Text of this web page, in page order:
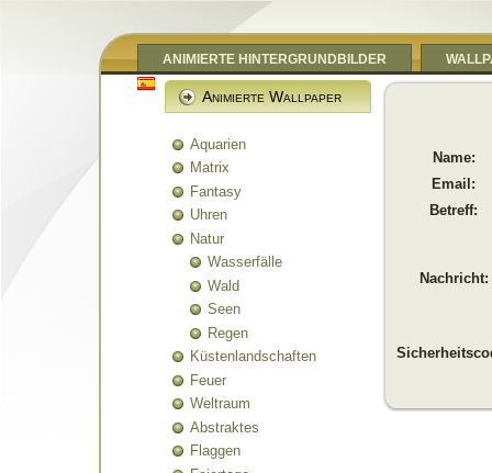
ANIMIERTE HINTERGRUNDBILDER
Animierte Wallpaper
Aquarien
Matrix
Fantasy
Uhren
Natur
Wasserfälle
Wald
Seen
Regen
Küstenlandschaften
Feuer
Weltraum
Abstraktes
Flaggen
Name:
Email:
Betreff:
Nachricht: